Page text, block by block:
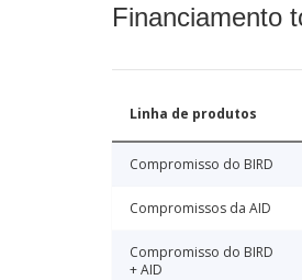
Financiamento
Linha de produtos
Compromisso do BIRD
Compromissos da AID
Compromisso do BIRD
+ AID